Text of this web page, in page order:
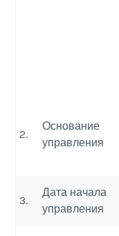
2.
Основание
управления
3.
Дата начала
управления